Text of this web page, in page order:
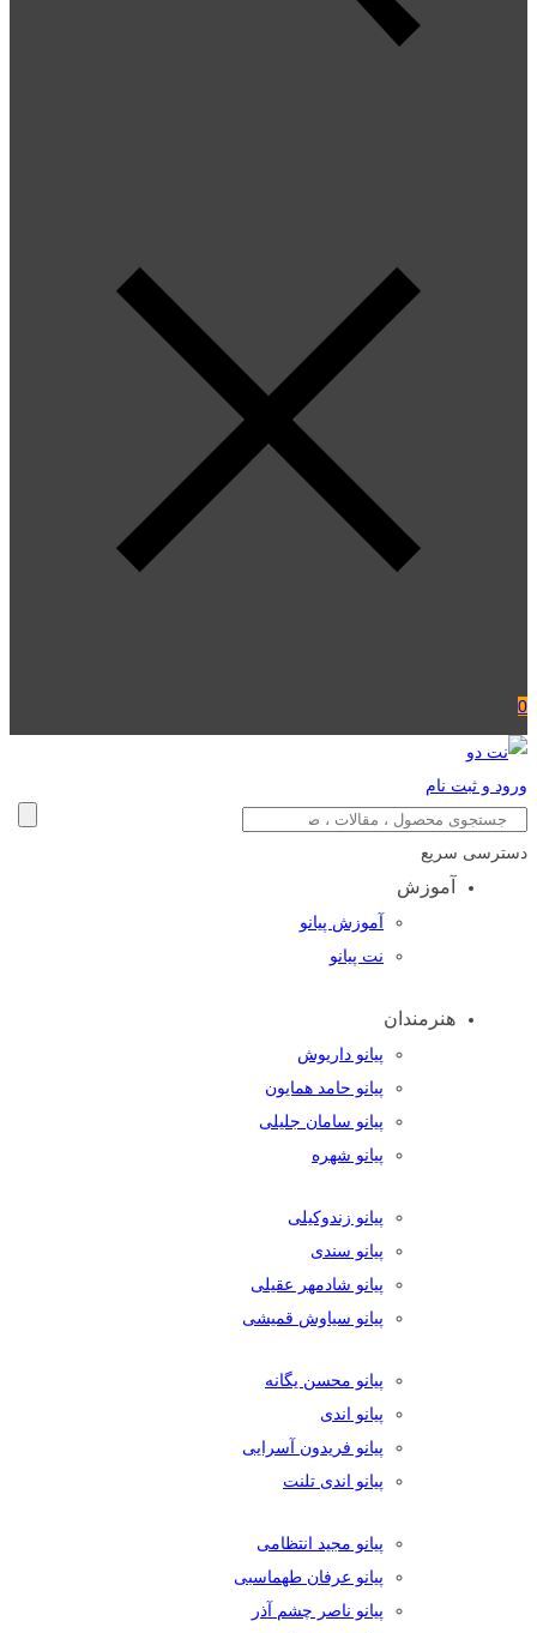
0
ورود و ثبت نام
دسترسی سریع
آموزش
آموزش پیانو
نت پیانو
هنرمندان
پیانو داریوش
پیانو حامد همایون
پیانو سامان جلیلی
پیانو شهره
پیانو زندوکیلی
پیانو سندی
پیانو شادمهر عقیلی
پیانو سیاوش قمیشی
پیانو محسن یگانه
پیانو اندی
پیانو فریدون آسرایی
پیانو اندی تلنت
پیانو مجید انتظامی
پیانو عرفان طهماسبی
پیانو ناصر چشم آذر